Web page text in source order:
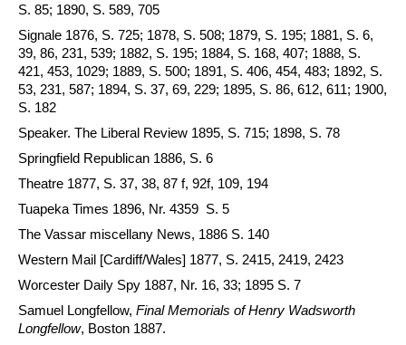
S. 85; 1890, S. 589, 705
Signale 1876, S. 725; 1878, S. 508; 1879, S. 195; 1881, S. 6,
39, 86, 231, 539; 1882, S. 195; 1884, S. 168, 407; 1888, S.
421, 453, 1029; 1889, S. 500; 1891, S. 406, 454, 483; 1892, S.
53, 231, 587; 1894, S. 37, 69, 229; 1895, S. 86, 612, 611; 1900,
S. 182
Speaker. The Liberal Review 1895, S. 715; 1898, S. 78
Springfield Republican 1886, S. 6
Theatre 1877, S. 37, 38, 87 f, 92f, 109, 194
Tuapeka Times 1896, Nr. 4359 S. 5
The Vassar miscellany News, 1886 S. 140
Western Mail [Cardiff/Wales] 1877, S. 2415, 2419, 2423
Worcester Daily Spy 1887, Nr. 16, 33; 1895 S. 7
Samuel Longfellow, Final Memorials of Henry Wadsworth
Longfellow, Boston 1887.